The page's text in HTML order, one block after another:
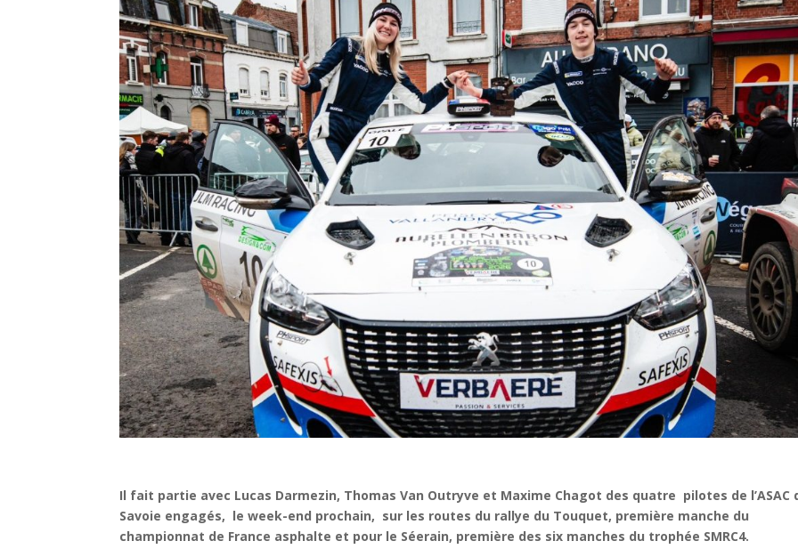
Il fait partie avec Lucas Darmezin, Thomas Van Outryve et Maxime Chagot des quatre pilotes de l’ASAC
Savoie engagés, le week-end prochain, sur les routes du rallye du Touquet, première manche du
championnat de France asphalte et pour le Séerain, première des six manches du trophée SMRC4.